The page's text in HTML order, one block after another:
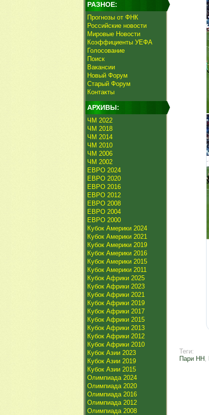
РАЗНОЕ:
Прогнозы от ФНК
Российские новости
Мировые Новости
Коэффициенты УЕФА
Голосование
Поиск
Вакансии
Новый Форум
Старый Форум
Контакты
АРХИВЫ:
ЧМ 2022
ЧМ 2018
ЧМ 2014
ЧМ 2010
ЧМ 2006
ЧМ 2002
ЕВРО 2024
ЕВРО 2020
ЕВРО 2016
ЕВРО 2012
ЕВРО 2008
ЕВРО 2004
ЕВРО 2000
Кубок Америки 2024
Кубок Америки 2021
Кубок Америки 2019
Кубок Америки 2016
Кубок Америки 2015
Кубок Америки 2011
Кубок Африки 2025
Кубок Африки 2023
Кубок Африки 2021
Кубок Африки 2019
Кубок Африки 2017
Кубок Африки 2015
Кубок Африки 2013
Кубок Африки 2012
Кубок Африки 2010
Кубок Азии 2023
Кубок Азии 2019
Кубок Азии 2015
Олимпиада 2024
Олимпиада 2020
Олимпиада 2016
Олимпиада 2012
Олимпиада 2008
Теги:
Пари НН ,